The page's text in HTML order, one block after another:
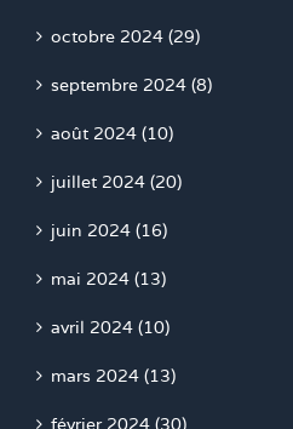
octobre 2024 (29)
septembre 2024 (8)
août 2024 (10)
juillet 2024 (20)
juin 2024 (16)
mai 2024 (13)
avril 2024 (10)
mars 2024 (13)
février 2024 (30)